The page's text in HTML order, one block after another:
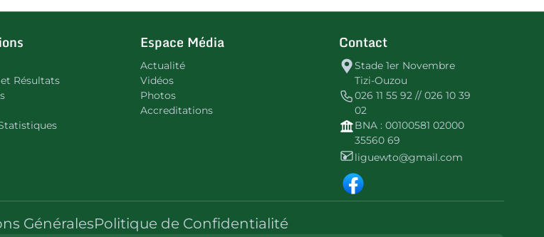
Résultats
Espace Média
Actualité
Vidéos
Photos
Accreditations
Contact
Stade 1er Novembre
Tizi-Ouzou
026 11 55 92 // 026 10 39
02
BNA : 00100581 02000
35560 69
liguewto@gmail.com
GénéralesPolitique de Confidentialité